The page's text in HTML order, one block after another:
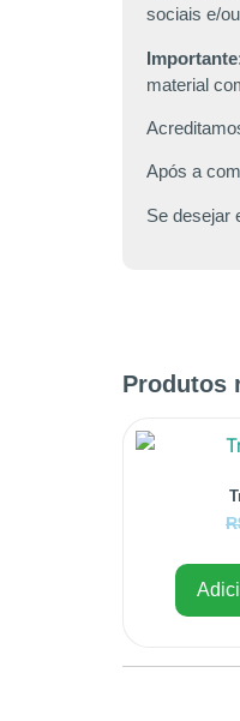
sociais e/
material
Após a
Se desejar
Produtos